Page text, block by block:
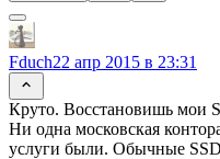
Fduch22 апр 2015 в 23:31
Круто. Восстановишь мои
Ни одна московская
услуги были. Обычные